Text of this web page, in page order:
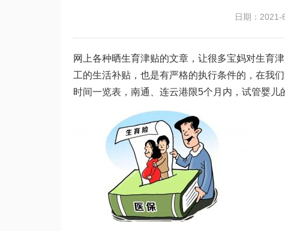
日期：2021-
网上各种晒生育津贴的文章，让很多宝妈对生育
工的生活补贴，也是有严格的执行条件的，在我
时间一览表，南通、连云港限5个月内， 试管婴儿